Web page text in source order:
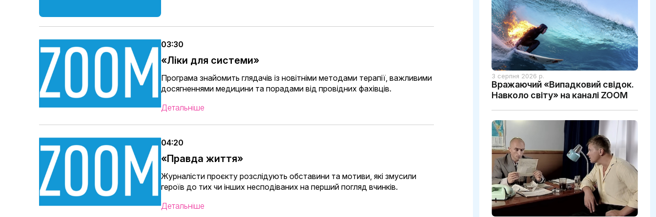
03:30
«Ліки для системи»
Програма знайомить глядачів із новітніми методами терапії, важливими
досягненнями медицини та порадами від провідних фахівців.
Детальніше
04:20
«Правда життя»
Журналісти проєкту розслідують обставини та мотиви, які змусили
героїв до тих чи інших несподіваних на перший погляд вчинків.
Детальніше
3 серпня 2026 р.
Вражаючий «Випадковий свідок.
Навколо світу» на каналі ZOOM